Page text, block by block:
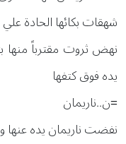
شهقات بكائها الحادة علي
نهض ثروت مقترباً
يده فوق كتفها
=ن..ناريمان
نفضت ناريمان يده